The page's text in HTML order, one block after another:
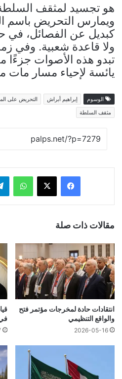
هو تجسيد لمثقف السلطة
ويمارس التحريض باسم
كبديل عن الفصائل، في
ولا قاعدة شعبية. وفي
تبدو هذه الأصوات جزءًا
يائسة لإحياء مسار مات
الوسوم إبراهيم أبراش التحريض على
مثقف السلطة
فيسبوك ‫X
مقالات ذات صلة
انتقادات حادة لمخرجات مؤتمر فتح
والواقع التنظيمي
2026-05-16